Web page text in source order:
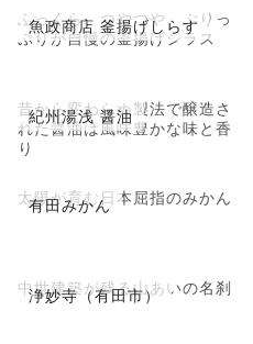
魚政商店 釜揚げしらす
ふっくら、つやつや、ぷりっ
ぷりが自慢の釜揚げシラス
紀州湯浅 醤油
昔から変わらぬ製法で醸造さ
れた醤油は風味豊かな味と香
り
有田みかん
太陽が育む日本屈指のみかん
浄妙寺（有田市）
中世建築が残る山あいの名刹